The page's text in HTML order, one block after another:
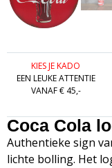
KIES JE KADO
EEN LEUKE ATTENTIE
VANAF € 45,-
Coca Cola
Authentieke sign
lichte bolling. Het